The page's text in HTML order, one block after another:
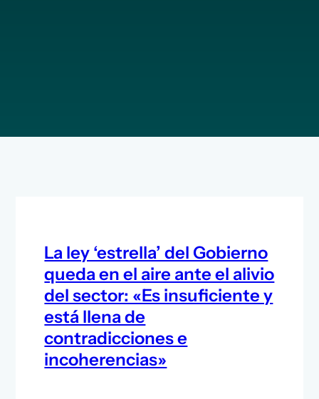
La ley ‘estrella’ del Gobierno
queda en el aire ante el alivio
del sector: «Es insuficiente y
está llena de
contradicciones e
incoherencias»